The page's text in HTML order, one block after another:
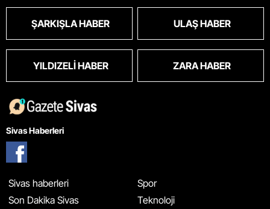
ŞARKIŞLA HABER ULAŞ HABER
YILDIZELI HABER ZARA HABER
Sivas Haberleri
Sivas haberleri
Son Dakika Sivas
Spor
Teknoloji